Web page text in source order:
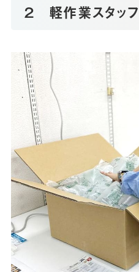
２ 軽作業スタッフ